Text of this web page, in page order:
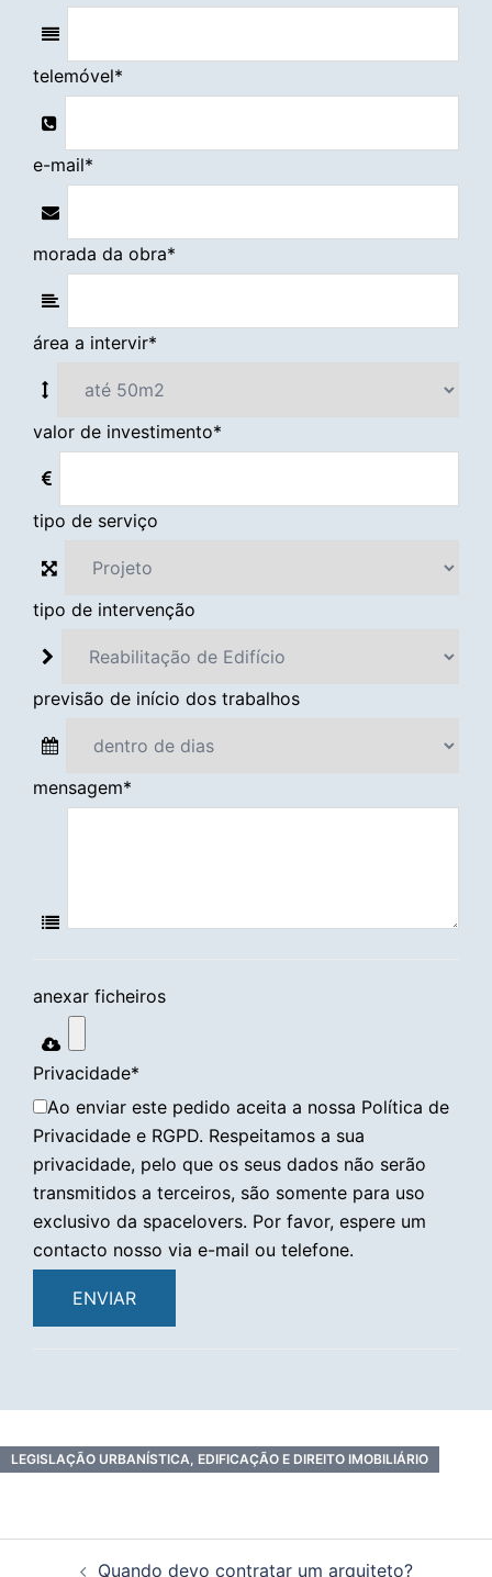
telemóvel*
e-mail*
morada da obra*
área a intervir*
valor de investimento*
tipo de serviço
tipo de intervenção
previsão de início dos trabalhos
mensagem*
anexar ficheiros
Privacidade*
Ao enviar este pedido aceita a nossa Política de
Privacidade e RGPD. Respeitamos a sua
privacidade, pelo que os seus dados não serão
transmitidos a terceiros, são somente para uso
exclusivo da spacelovers. Por favor, espere um
contacto nosso via e-mail ou telefone.
ENVIAR
LEGISLAÇÃO URBANÍSTICA, EDIFICAÇÃO E DIREITO IMOBILIÁRIO
Quando devo contratar um arquiteto?